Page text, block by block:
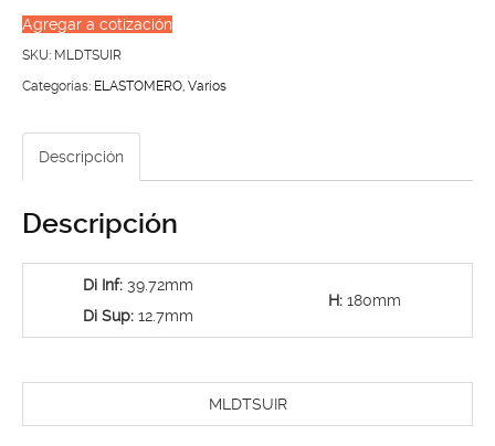
PARA
TSURU
III
Agregar a cotización
SKU: MLDTSUIR
Categorías: ELASTOMERO, Varios
Descripción
Descripción
Di Inf: 39.72mm
Di Sup: 12.7mm
H: 180mm
MLDTSUIR